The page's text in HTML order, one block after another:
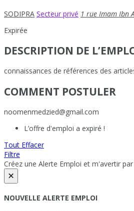
SODIPRA Secteur privé 1 rue Imam Ibn
Expirée
DESCRIPTION DE
connaissances de références des
COMMENT POSTULER
noomenmedzied@gmail.com
L’offre d'emploi a expiré !
Tout Effacer
Filtre
Créez une Alerte Emploi et m'avertir
×
NOUVELLE ALERTE EMPLOI